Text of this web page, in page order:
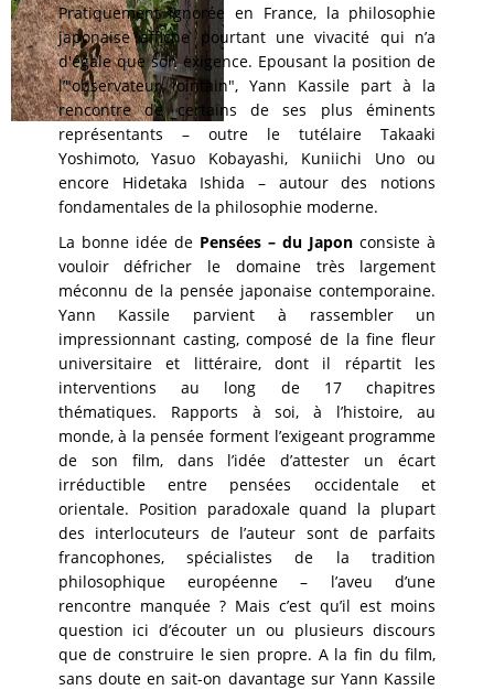
Pratiquement ignorée en France, la philosophie
japonaise affiche pourtant une vivacité qui n’a
d'égale que son exigence. Epousant la position de
l’"observateur lointain", Yann Kassile part à la
rencontre de certains de ses plus éminents
représentants – outre le tutélaire Takaaki
Yoshimoto, Yasuo Kobayashi, Kuniichi Uno ou
encore Hidetaka Ishida – autour des notions
fondamentales de la philosophie moderne.
La bonne idée dePensées – du Japon consiste à
vouloir défricher le domaine très largement
méconnu de la pensée japonaise contemporaine.
Yann Kassile parvient à rassembler un
impressionnant casting, composé de la fine fleur
universitaire et littéraire, dont il répartit les
interventions au long de 17 chapitres
thématiques. Rapports à soi, à l’histoire, au
monde, à la pensée forment l’exigeant programme
de son film, dans l’idée d’attester un écart
irréductible entre pensées occidentale et
orientale. Position paradoxale quand la plupart
des interlocuteurs de l’auteur sont de parfaits
francophones, spécialistes de la tradition
philosophique européenne – l’aveu d’une
rencontre manquée ? Mais c’est qu’il est moins
question ici d’écouter un ou plusieurs discours
que de construire le sien propre. A la fin du film,
sans doute en sait-on davantage sur Yann Kassile